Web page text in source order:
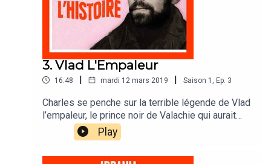
3. Vlad L'Empaleur
16:48 | mardi 12 mars 2019 | Saison 1 Ep. 3
Charles se penche sur la terrible légende de Vlad
l’empaleur, le prince noir de Valachie qui aurait
servi d’inspiration au personnage de Dracula.
Portrait de l’homme dans l’ombre du vampire.
Play